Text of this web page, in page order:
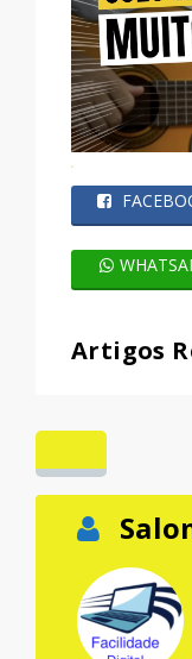
Artigos